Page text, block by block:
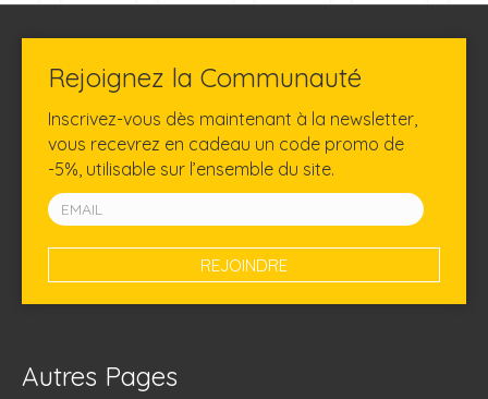
Rejoignez la Communauté
Inscrivez-vous dès maintenant à la newsletter,
vous recevrez en cadeau un code promo de
-5%, utilisable sur l’ensemble du site.
Autres Pages